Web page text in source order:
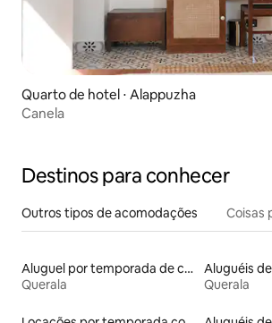
Quarto de hotel ⋅ Alappuzha
Canela
Destinos para conhecer
Outros tipos de acomodações Coisas
Aluguel por temporada de casas de veraneio
Querala
Aluguéis
Querala